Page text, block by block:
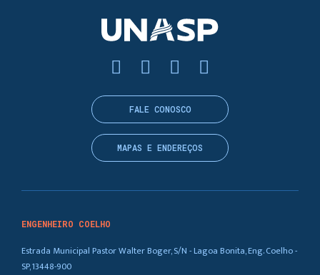
ENGENHEIRO COELHO
Estrada Municipal Pastor Walter Boger, S/N - Lagoa Bonita, Eng. Coelho -
SP, 13448-900
FALE CONOSCO
MAPAS E ENDEREÇOS